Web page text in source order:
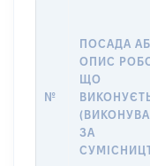
№
ПОСАДА
ОПИС
ЩО
ЗА